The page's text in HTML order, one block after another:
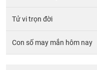
Tử vi trọn đời
Con số may mắn hôm nay